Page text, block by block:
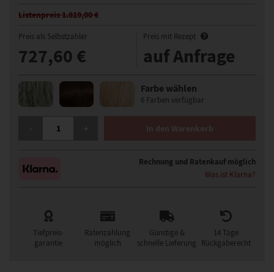
Listenpreis 1.819,00 €
Preis als Selbstzahler
727,60 €
Preis mit Rezept
auf Anfrage
Farbe wählen
6 Farben verfügbar
In den Warenkorb
Rechnung und Ratenkauf möglich
Was ist Klarna?
Tiefpreis-
garantie
Ratenzahlung
möglich
Günstige &
schnelle Lieferung
14 Tage
Rückgaberecht